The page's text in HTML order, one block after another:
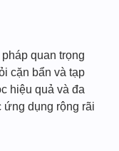
pháp quan trọng
cặn bẩn và tạp
hiệu quả và đa
ứng dụng rộng rãi